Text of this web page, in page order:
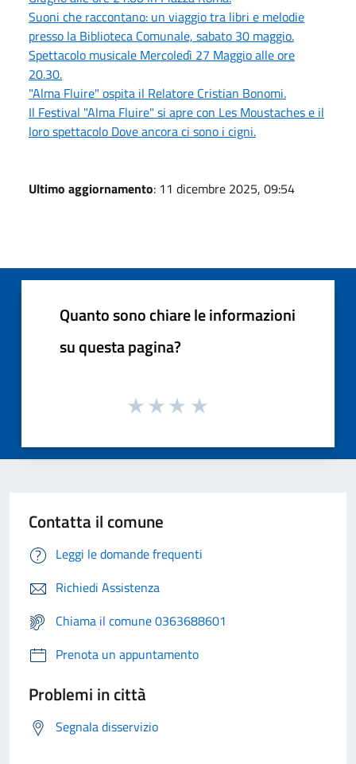
Suoni che raccontano: un viaggio tra libri e melodie
presso la Biblioteca Comunale, sabato 30 maggio.
Spettacolo musicale Mercoledì 27 Maggio alle ore
20.30.
"Alma Fluire" ospita il Relatore Cristian Bonomi.
Il Festival "Alma Fluire" si apre con Les Moustaches e il
loro spettacolo Dove ancora ci sono i cigni.
Ultimo aggiornamento: 11 dicembre 2025, 09:54
Quanto sono chiare le informazioni
su questa pagina?
Contatta il comune
Leggi le domande frequenti
Richiedi Assistenza
Chiama il comune 0363688601
Prenota un appuntamento
Problemi in città
Segnala disservizio